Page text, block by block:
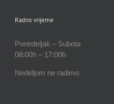
Radno vrijeme
Ponedeljak – Subota
08:00h – 17:00h
Nedeljom ne radimo